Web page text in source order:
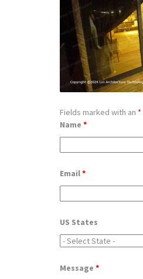
Fields marked with an *
Name *
Email*
US States
Message *